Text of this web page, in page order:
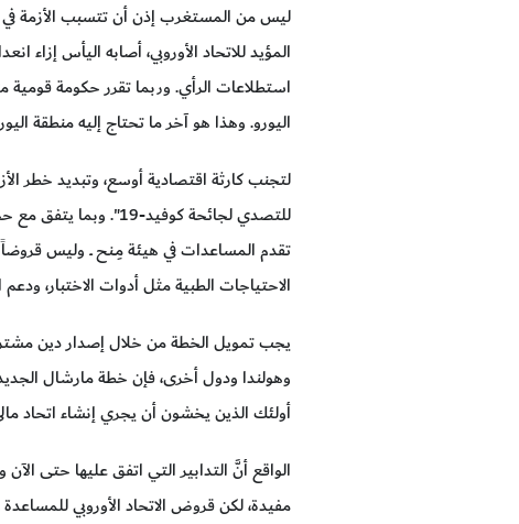
ليس من المستغرب إذن أن تتسبب الأزمة في
المؤيد للاتحاد الأوروبي، أصابه اليأس
استطلاعات الرأي. وربما تقرر حكومة قومية
اليورو. وهذا هو آخر ما تحتاج إليه منطقة
لتجنب كارثة اقتصادية أوسع، وتبديد خطر
تقدم المساعدات في هيئة مِـنح ــ وليس
الاحتياجات الطبية مثل أدوات الاختبار،
يجب تمويل الخطة من خلال إصدار دين
وهولندا ودول أخرى، فإن خطة مارشال
أولئك الذين يخشون أن يجري إنشاء اتحاد
الواقع أنَّ التدابير التي اتفق عليها حتى
مفيدة، لكن قروض الاتحاد الأوروبي